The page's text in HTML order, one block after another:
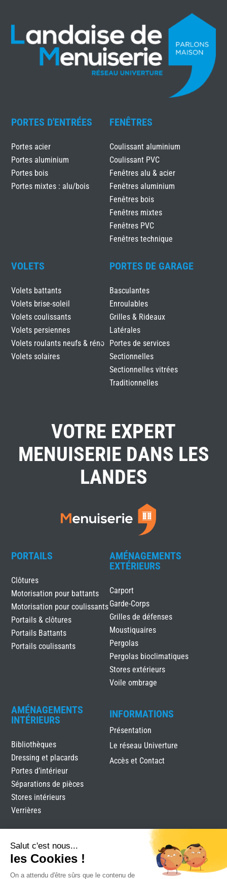
PORTES D'ENTRÉES
Portes acier
Portes aluminium
Portes bois
Portes mixtes : alu/bois
FENÊTRES
Coulissant aluminium
Coulissant PVC
Fenêtres alu & acier
Fenêtres aluminium
Fenêtres bois
Fenêtres mixtes
Fenêtres PVC
Fenêtres technique
VOLETS
Volets battants
Volets brise-soleil
Volets coulissants
Volets persiennes
Volets roulants neufs & réno
Volets solaires
PORTES DE GARAGE
Basculantes
Enroulables
Grilles & Rideaux
Latérales
Portes de services
Sectionnelles
Sectionnelles vitrées
Traditionnelles
VOTRE EXPERT
MENUISERIE DANS LES
LANDES
PORTAILS
Clôtures
Motorisation pour battants
Motorisation pour coulissants
Portails & clôtures
Portails Battants
Portails coulissants
AMÉNAGEMENTS
EXTÉRIEURS
Carport
Garde-Corps
Grilles de défenses
Moustiquaires
Pergolas
Pergolas bioclimatiques
Stores extérieurs
Voile ombrage
AMÉNAGEMENTS
INTÉRIEURS
Bibliothèques
Dressing et placards
Portes d’intérieur
Séparations de pièces
Stores intérieurs
Verrières
INFORMATIONS
Présentation
Le réseau Univerture
Accès et Contact